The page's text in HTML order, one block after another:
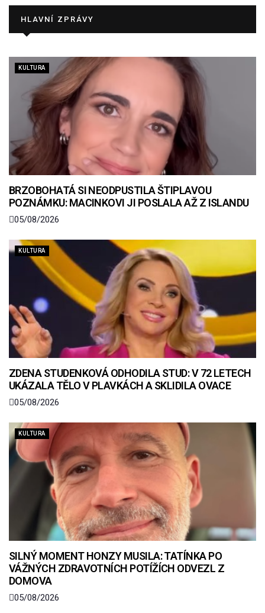
HLAVNÍ ZPRÁVY
KULTURA
BRZOBOHATÁ SI NEODPUSTILA ŠTIPLAVOU
POZNÁMKU: MACINKOVI JI POSLALA AŽ Z ISLANDU
05/08/2026
KULTURA
ZDENA STUDENKOVÁ ODHODILA STUD: V 72 LETECH
UKÁZALA TĚLO V PLAVKÁCH A SKLIDILA OVACE
05/08/2026
KULTURA
SILNÝ MOMENT HONZY MUSILA: TATÍNKA PO
VÁŽNÝCH ZDRAVOTNÍCH POTÍŽÍCH ODVEZL Z
DOMOVA
05/08/2026